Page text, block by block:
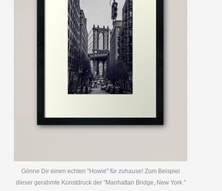
Gönne Dir einen echten "Howie" für zuhause! Zum Beispiel
dieser gerahmte Kunstdruck der "Manhattan Bridge, New York "